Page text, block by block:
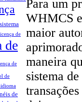
de
de
de
de
de
Para um
WHMCS
maior
maneira
sistema